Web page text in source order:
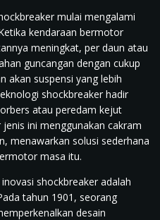
mulai mengalami
kendaraan bermotor
meningkat, per daun atau
guncangan dengan cukup
akan suspensi yang lebih
shockbreaker hadir
atau peredam kejut
ini menggunakan cakram
menawarkan solusi sederhana
masa itu.
shockbreaker adalah
tahun 1901, seorang
desain